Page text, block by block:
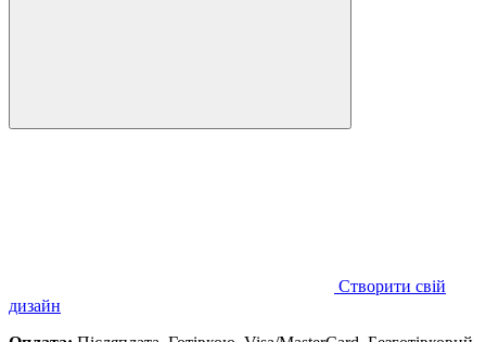
Створити свій
дизайн